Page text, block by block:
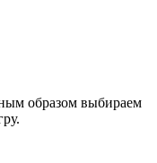
образом выбираем